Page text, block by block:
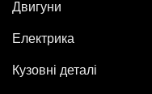
Двигуни
Електрика
Кузовні деталі